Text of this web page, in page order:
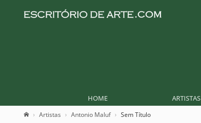
HOME ARTISTAS
Artistas Antonio Maluf Sem Título